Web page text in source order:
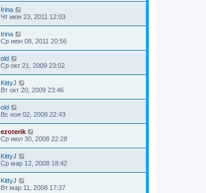
Irina
Чт июн 23, 2011 12:03
Irina
Ср июн 08, 2011 20:56
old
Ср окт 21, 2009 23:02
KittyJ
Вт окт 20, 2009 23:46
old
Вс ноя 02, 2008 22:43
ezoterik
Ср июл 30, 2008 22:28
KittyJ
Ср мар 12, 2008 18:42
KittyJ
Вт мар 11, 2008 17:37